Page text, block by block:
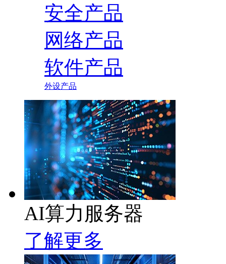
安全产品
网络产品
软件产品
外设产品
AI算力服务器
了解更多